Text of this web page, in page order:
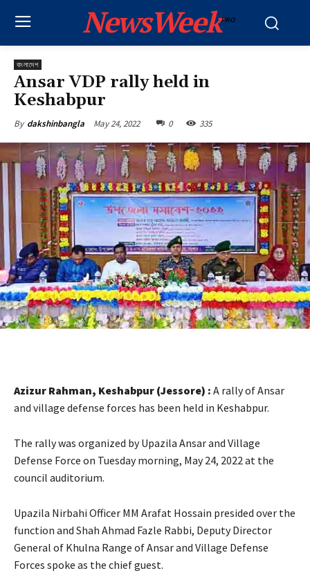
NewsWeekPRO
বাংলাদেশ
Ansar VDP rally held in
Keshabpur
By dakshinbangla May 24, 2022 0 335
Azizur Rahman, Keshabpur (Jessore) : A rally of Ansar
and village defense forces has been held in Keshabpur.
The rally was organized by Upazila Ansar and Village
Defense Force on Tuesday morning, May 24, 2022 at the
council auditorium.
Upazila Nirbahi Officer MM Arafat Hossain presided over the
function and Shah Ahmad Fazle Rabbi, Deputy Director
General of Khulna Range of Ansar and Village Defense
Forces spoke as the chief guest.